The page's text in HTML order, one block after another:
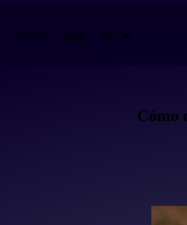
Precios Blog Más
Cómo